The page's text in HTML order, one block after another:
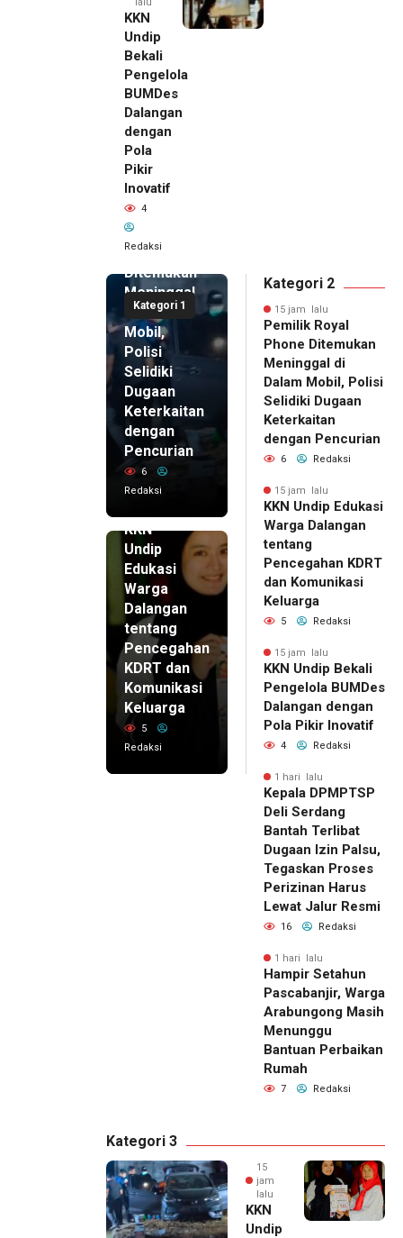
KKN
Undip
Bekali
Pengelola
BUMDes
Dalangan
dengan
Pola
Pikir
Inovatif
4
Redaksi
Kategori 1
15 jam lalu
Pemilik
Royal
Phone
Ditemukan
Meninggal
di Dalam
Mobil,
Polisi
Selidiki
Dugaan
Keterkaitan
dengan
Pencurian
6
Redaksi
KKN
Undip
Edukasi
Warga
Dalangan
tentang
Pencegahan
KDRT dan
Komunikasi
Keluarga
5
Redaksi
Kategori 2
15 jam lalu
Pemilik Royal
Phone Ditemukan
Meninggal di
Dalam Mobil, Polisi
Selidiki Dugaan
Keterkaitan
dengan Pencurian
6 Redaksi
15 jam lalu
KKN Undip Edukasi
Warga Dalangan
tentang
Pencegahan KDRT
dan Komunikasi
Keluarga
5 Redaksi
15 jam lalu
KKN Undip Bekali
Pengelola BUMDes
Dalangan dengan
Pola Pikir Inovatif
4 Redaksi
1 hari lalu
Kepala DPMPTSP
Deli Serdang
Bantah Terlibat
Dugaan Izin Palsu,
Tegaskan Proses
Perizinan Harus
Lewat Jalur Resmi
16 Redaksi
1 hari lalu
Hampir Setahun
Pascabanjir, Warga
Arabungong Masih
Menunggu
Bantuan Perbaikan
Rumah
7 Redaksi
Kategori 3
15
jam
lalu
KKN
Undip